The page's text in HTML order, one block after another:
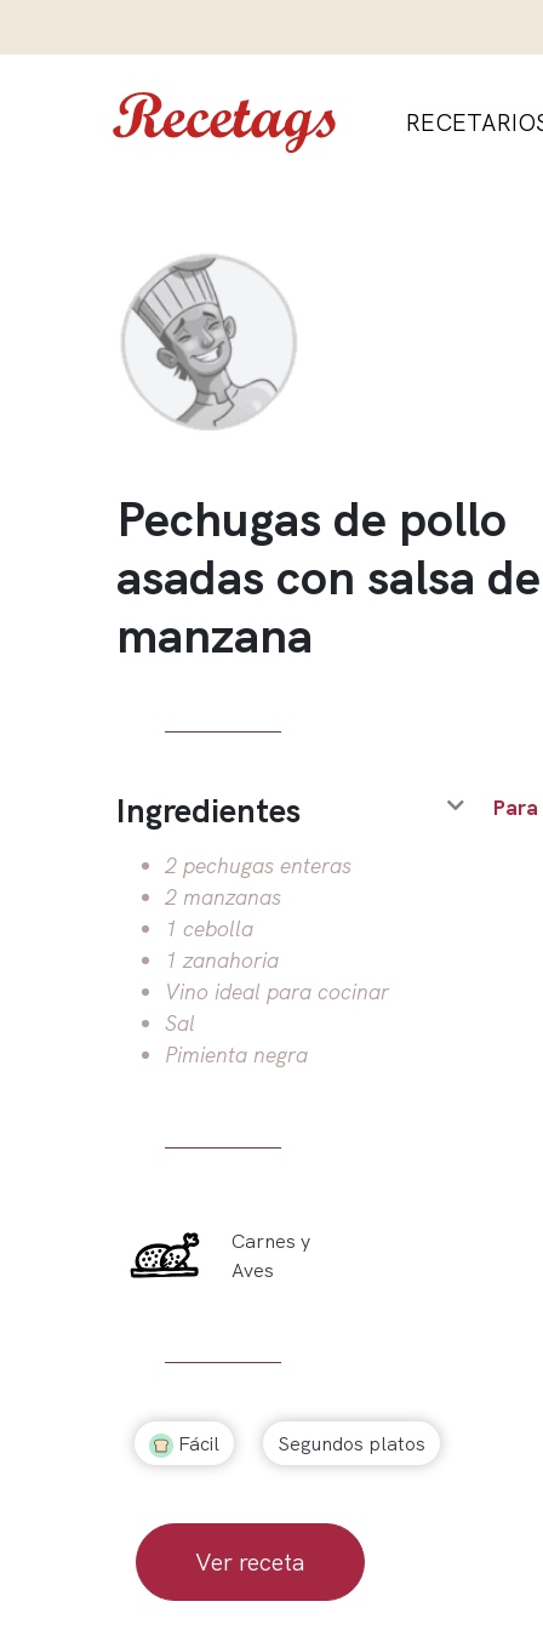
Pechugas de pollo
asadas con salsa de
manzana
Ingredientes
2 pechugas enteras
2 manzanas
1 cebolla
1 zanahoria
Vino ideal para cocinar
Sal
Pimienta negra
Carnes y
Aves
Fácil Segundos platos
Ver receta